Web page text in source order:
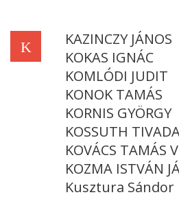
K
KAZINCZY JÁNOS
KOKAS IGNÁC
KOMLÓDI JUDIT
KONOK TAMÁS
KORNIS GYÖRGY
KOSSUTH
KOVÁCS TAMÁS
KOZMA ISTVÁN
Kusztura Sándor